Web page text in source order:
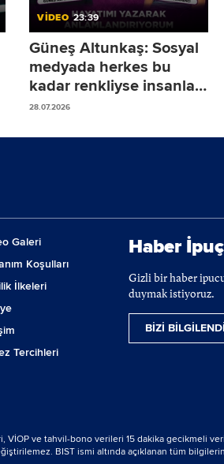
VİDEO 23:39
Güneş Altunkaş: Sosyal
medyada herkes bu
kadar renkliyse insanlar
sokakta neden mutsuz?
28.07.2026
Galeri
Koşulları
İlkeleri
Tercihleri
Haber
Gizli bir haber
duymak istiyoruz.
BİZİ
VİOP ve tahvil-bono verileri 15 dakika gecikmeli
BIST ismi altında açıklanan tüm